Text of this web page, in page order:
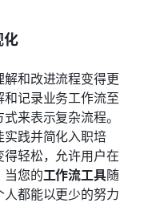
化
和改进流程变得更
记录业务工作流至
来表示复杂流程。
践并简化入职培
轻松，允许用户在
当您的工作流工具随
都能以更少的努力